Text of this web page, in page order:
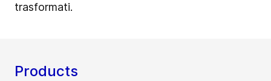
trasformati.
Products